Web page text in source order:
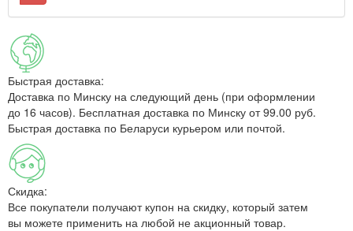
Быстрая доставка:
Доставка по Минску на следующий день (при оформлении
до 16 часов). Бесплатная доставка по Минску от 99.00 руб.
Быстрая доставка по Беларуси курьером или почтой.
Скидка:
Все покупатели получают купон на скидку, который затем
вы можете применить на любой не акционный товар.